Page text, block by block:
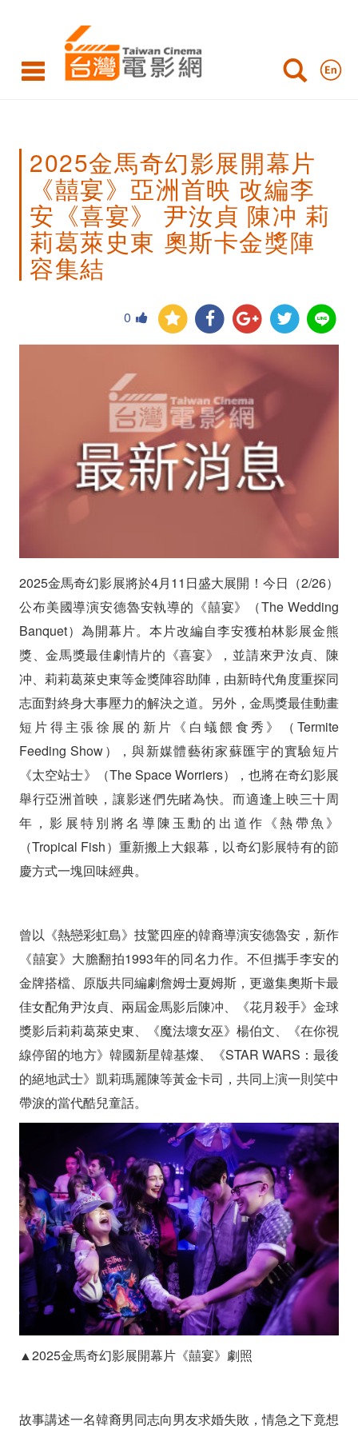
馬
幻
宴》
映
李
安
《喜
宴》
尹
汝
貞
陳
冲
莉
莉
葛
萊
史
東
奧
斯
卡
獎
陣
容
集
結
2025金馬奇幻影展開幕片
《囍宴》亞洲首映 改編李
安《喜宴》 尹汝貞 陳冲 莉
莉葛萊史東 奧斯卡金獎陣
容集結
0
2025金馬奇幻影展將於4月11日盛大展開！今日（2/26）
公布美國導演安德魯安執導的《囍宴》（The Wedding
Banquet）為開幕片。本片改編自李安獲柏林影展金熊
獎、金馬獎最佳劇情片的《喜宴》，並請來尹汝貞、陳
冲、莉莉葛萊史東等金獎陣容助陣，由新時代角度重探同
志面對終身大事壓力的解決之道。另外，金馬獎最佳動畫
短片得主張徐展的新片《白蟻餵食秀》（Termite
Feeding Show），與新媒體藝術家蘇匯宇的實驗短片
《太空站士》（The Space Worriers），也將在奇幻影展
舉行亞洲首映，讓影迷們先睹為快。而適逢上映三十周
年，影展特別將名導陳玉勳的出道作《熱帶魚》
（Tropical Fish）重新搬上大銀幕，以奇幻影展特有的節
慶方式一塊回味經典。
曾以《熱戀彩虹島》技驚四座的韓裔導演安德魯安，新作
《囍宴》大膽翻拍1993年的同名力作。不但攜手李安的
金牌搭檔、原版共同編劇詹姆士夏姆斯，更邀集奧斯卡最
佳女配角尹汝貞、兩屆金馬影后陳冲、《花月殺手》金球
獎影后莉莉葛萊史東、《魔法壞女巫》楊伯文、《在你視
線停留的地方》韓國新星韓基燦、《STAR WARS：最後
的絕地武士》凱莉瑪麗陳等黃金卡司，共同上演一則笑中
帶淚的當代酷兒童話。
▲2025金馬奇幻影展開幕片《囍宴》劇照
故事講述一名韓裔男同志向男友求婚失敗，情急之下竟想